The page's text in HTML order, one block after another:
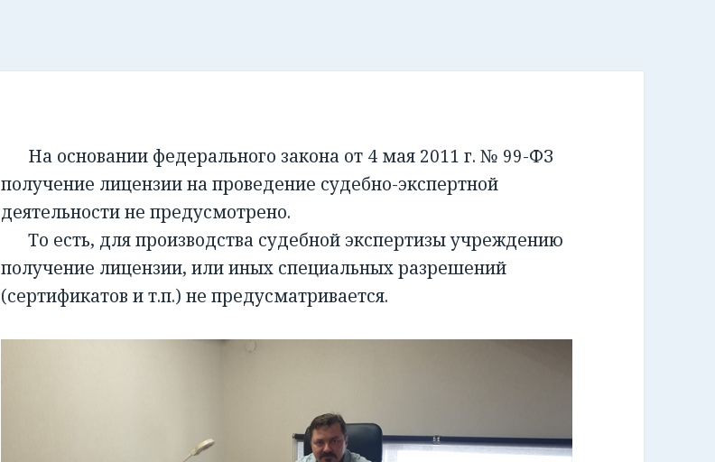
На основании федерального закона от 4 мая 2011 г. № 99-ФЗ
получение лицензии на проведение судебно-экспертной
деятельности не предусмотрено.
То есть, для производства судебной экспертизы учреждению
получение лицензии, или иных специальных разрешений
(сертификатов и т.п.) не предусматривается.